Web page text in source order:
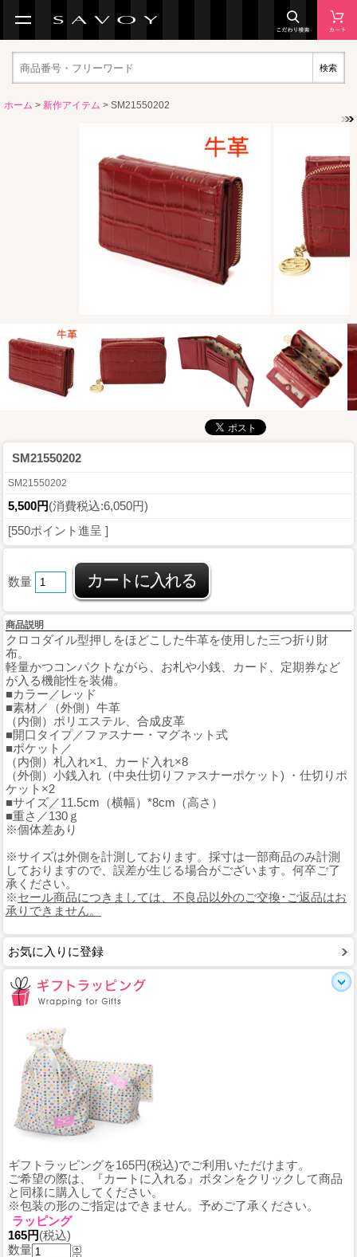
検索
ホーム > 新作アイテム > SM21550202
SM21550202
SM21550202
5,500円(消費税込:6,050円)
[550ポイント進呈 ]
数量
商品説明
クロコダイル型押しをほどこした牛革を使用した三つ折り財
布。
軽量かつコンパクトながら、お札や小銭、カード、定期券など
が入る機能性を装備。
■カラー／レッド
■素材／（外側）牛革
（内側）ポリエステル、合成皮革
■開口タイプ／ファスナー・マグネット式
■ポケット／
（内側）札入れ×1、カード入れ×8
（外側）小銭入れ（中央仕切りファスナーポケット) ・仕切りポ
ケット×2
■サイズ／11.5cm（横幅）*8cm（高さ）
■重さ／130ｇ
※個体差あり
※サイズは外側を計測しております。採寸は一部商品のみ計測
しておりますので、誤差が生じる場合がございます。何卒ご了
承ください。
※セール商品につきましては、不良品以外のご交換･ご返品はお
承りできません。
お気に入りに登録
ギフトラッピングを165円(税込)でご利用いただけます。
ご希望の際は、『カートに入れる』ボタンをクリックして商品
と同様に購入してください。
※包装の形のご指定はできません。予めご了承ください。
ラッピング
165円(税込)
数量